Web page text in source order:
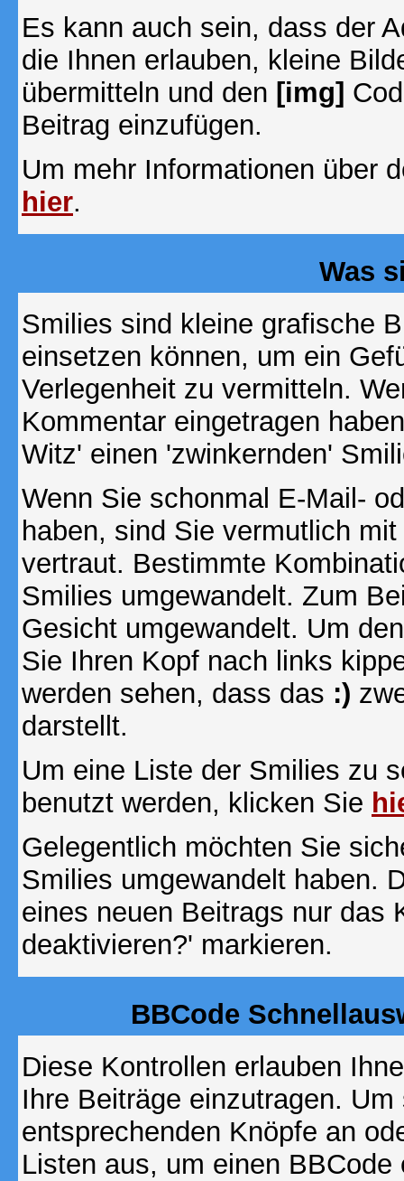
Es kann auch sein, dass der
die Ihnen erlauben, kleine
übermitteln und den [img]
Beitrag einzufügen.
Um mehr Informationen über
hier.
Was
Smilies sind kleine grafische
einsetzen können, um ein
Verlegenheit zu vermitteln.
Kommentar eingetragen
Witz' einen 'zwinkernden'
Wenn Sie schonmal E-Mail-
haben, sind Sie vermutlich
vertraut. Bestimmte
Smilies umgewandelt. Zum
Gesicht umgewandelt. Um
Sie Ihren Kopf nach links
werden sehen, dass das :)
darstellt.
Um eine Liste der Smilies zu
benutzt werden, klicken Sie
Gelegentlich möchten Sie
Smilies umgewandelt haben.
eines neuen Beitrags nur das
deaktivieren?' markieren.
BBCode
Diese Kontrollen erlauben
Ihre Beiträge einzutragen.
entsprechenden Knöpfe an
Listen aus, um einen BBCode